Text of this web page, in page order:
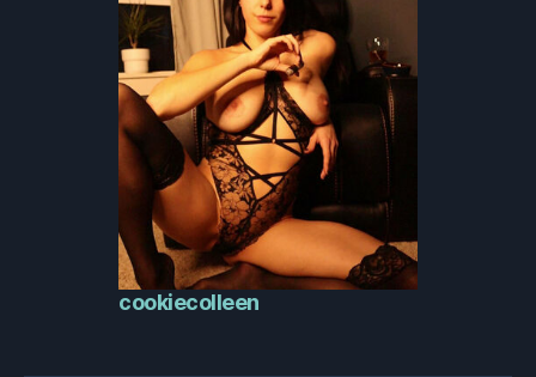
cookiecolleen